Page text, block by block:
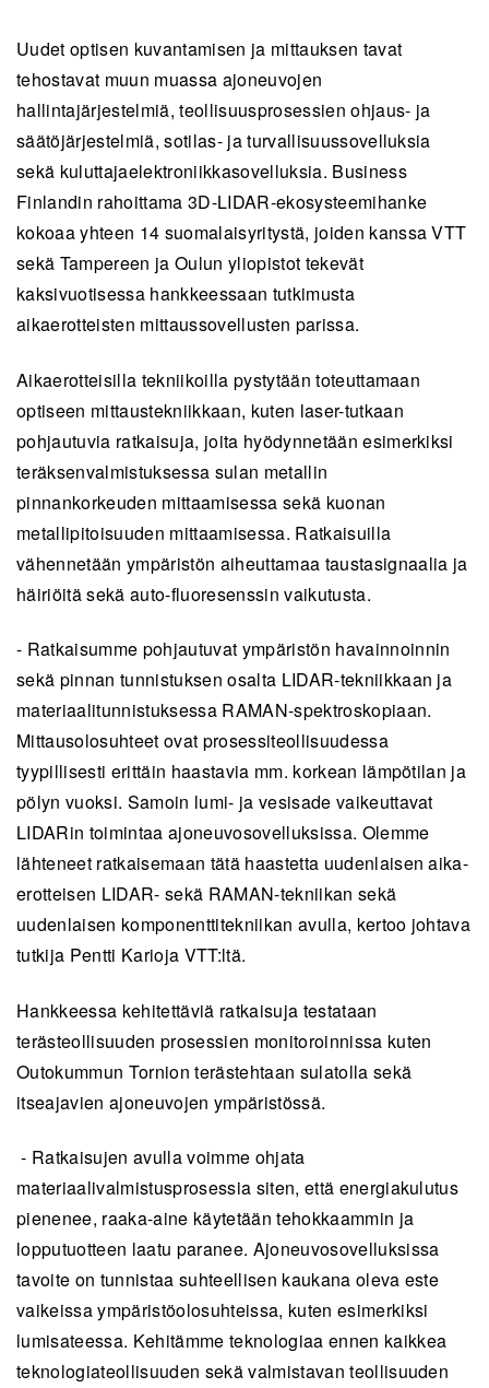
Uudet optisen kuvantamisen ja mittauksen tavat
tehostavat muun muassa ajoneuvojen
hallintajärjestelmiä, teollisuusprosessien ohjaus- ja
säätöjärjestelmiä, sotilas- ja turvallisuussovelluksia
sekä kuluttajaelektroniikkasovelluksia. Business
Finlandin rahoittama 3D-LIDAR-ekosysteemihanke
kokoaa yhteen 14 suomalaisyritystä, joiden kanssa VTT
sekä Tampereen ja Oulun yliopistot tekevät
kaksivuotisessa hankkeessaan tutkimusta
aikaerotteisten mittaussovellusten parissa.
Aikaerotteisilla tekniikoilla pystytään toteuttamaan
optiseen mittaustekniikkaan, kuten laser-tutkaan
pohjautuvia ratkaisuja, joita hyödynnetään esimerkiksi
teräksenvalmistuksessa sulan metallin
pinnankorkeuden mittaamisessa sekä kuonan
metallipitoisuuden mittaamisessa. Ratkaisuilla
vähennetään ympäristön aiheuttamaa taustasignaalia ja
häiriöitä sekä auto-fluoresenssin vaikutusta.
- Ratkaisumme pohjautuvat ympäristön havainnoinnin
sekä pinnan tunnistuksen osalta LIDAR-tekniikkaan ja
materiaalitunnistuksessa RAMAN-spektroskopiaan.
Mittausolosuhteet ovat prosessiteollisuudessa
tyypillisesti erittäin haastavia mm. korkean lämpötilan ja
pölyn vuoksi. Samoin lumi- ja vesisade vaikeuttavat
LIDARin toimintaa ajoneuvosovelluksissa. Olemme
lähteneet ratkaisemaan tätä haastetta uudenlaisen aika-
erotteisen LIDAR- sekä RAMAN-tekniikan sekä
uudenlaisen komponenttitekniikan avulla, kertoo johtava
tutkija Pentti Karioja VTT:ltä.
Hankkeessa kehitettäviä ratkaisuja testataan
terästeollisuuden prosessien monitoroinnissa kuten
Outokummun Tornion terästehtaan sulatolla sekä
itseajavien ajoneuvojen ympäristössä.
- Ratkaisujen avulla voimme ohjata
materiaalivalmistusprosessia siten, että energiakulutus
pienenee, raaka-aine käytetään tehokkaammin ja
lopputuotteen laatu paranee. Ajoneuvosovelluksissa
tavoite on tunnistaa suhteellisen kaukana oleva este
vaikeissa ympäristöolosuhteissa, kuten esimerkiksi
lumisateessa. Kehitämme teknologiaa ennen kaikkea
teknologiateollisuuden sekä valmistavan teollisuuden